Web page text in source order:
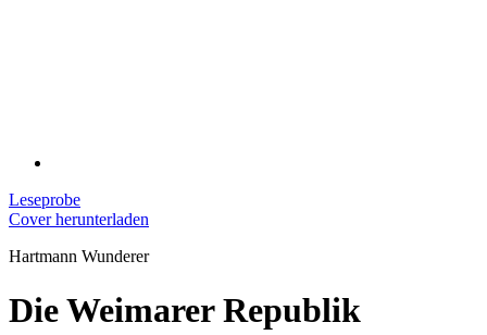
Leseprobe
Cover herunterladen
Hartmann Wunderer
Die Weimarer Republik